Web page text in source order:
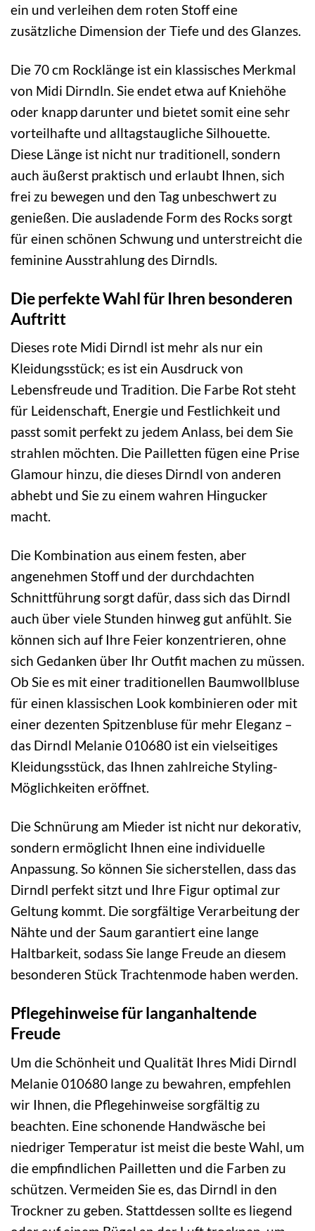
ein und verleihen dem roten Stoff eine
zusätzliche Dimension der Tiefe und des Glanzes.
Die 70 cm Rocklänge ist ein klassisches Merkmal
von Midi Dirndln. Sie endet etwa auf Kniehöhe
oder knapp darunter und bietet somit eine sehr
vorteilhafte und alltagstaugliche Silhouette.
Diese Länge ist nicht nur traditionell, sondern
auch äußerst praktisch und erlaubt Ihnen, sich
frei zu bewegen und den Tag unbeschwert zu
genießen. Die ausladende Form des Rocks sorgt
für einen schönen Schwung und unterstreicht die
feminine Ausstrahlung des Dirndls.
Die perfekte Wahl für Ihren besonderen
Auftritt
Dieses rote Midi Dirndl ist mehr als nur ein
Kleidungsstück; es ist ein Ausdruck von
Lebensfreude und Tradition. Die Farbe Rot steht
für Leidenschaft, Energie und Festlichkeit und
passt somit perfekt zu jedem Anlass, bei dem Sie
strahlen möchten. Die Pailletten fügen eine Prise
Glamour hinzu, die dieses Dirndl von anderen
abhebt und Sie zu einem wahren Hingucker
macht.
Die Kombination aus einem festen, aber
angenehmen Stoff und der durchdachten
Schnittführung sorgt dafür, dass sich das Dirndl
auch über viele Stunden hinweg gut anfühlt. Sie
können sich auf Ihre Feier konzentrieren, ohne
sich Gedanken über Ihr Outfit machen zu müssen.
Ob Sie es mit einer traditionellen Baumwollbluse
für einen klassischen Look kombinieren oder mit
einer dezenten Spitzenbluse für mehr Eleganz –
das Dirndl Melanie 010680 ist ein vielseitiges
Kleidungsstück, das Ihnen zahlreiche Styling-
Möglichkeiten eröffnet.
Die Schnürung am Mieder ist nicht nur dekorativ,
sondern ermöglicht Ihnen eine individuelle
Anpassung. So können Sie sicherstellen, dass das
Dirndl perfekt sitzt und Ihre Figur optimal zur
Geltung kommt. Die sorgfältige Verarbeitung der
Nähte und der Saum garantiert eine lange
Haltbarkeit, sodass Sie lange Freude an diesem
besonderen Stück Trachtenmode haben werden.
Pflegehinweise für langanhaltende
Freude
Um die Schönheit und Qualität Ihres Midi Dirndl
Melanie 010680 lange zu bewahren, empfehlen
wir Ihnen, die Pflegehinweise sorgfältig zu
beachten. Eine schonende Handwäsche bei
niedriger Temperatur ist meist die beste Wahl, um
die empfindlichen Pailletten und die Farben zu
schützen. Vermeiden Sie es, das Dirndl in den
Trockner zu geben. Stattdessen sollte es liegend